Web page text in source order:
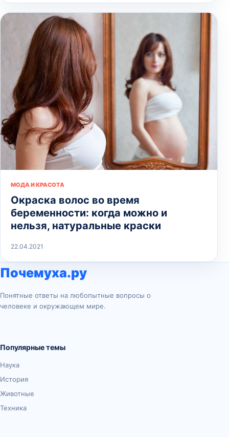
МОДА И КРАСОТА
Окраска волос во время
беременности: когда можно и
нельзя, натуральные краски
22.04.2021
Почемуха.ру
Понятные ответы на любопытные вопросы о
человеке и окружающем мире.
Популярные темы
Наука
История
Животные
Техника